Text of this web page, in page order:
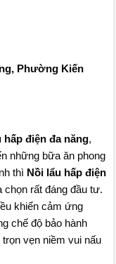
Phường Kiến
hấp điện đa năng,
những bữa ăn phong
thì Nồi lẩu hấp điện
rất đáng đầu tư.
khiển cảm ứng
chế độ bảo hành
vẹn niềm vui nấu